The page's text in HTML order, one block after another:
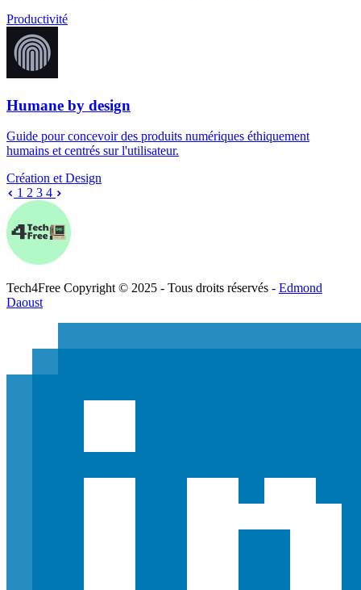
Productivité
Humane by design
Guide pour concevoir des produits numériques éthiquement
humains et centrés sur l'utilisateur.
Création et Design
1 2 3 4
Tech4Free Copyright © 2025 - Tous droits réservés - Edmond
Daoust